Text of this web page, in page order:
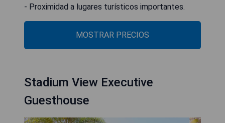
- Proximidad a lugares turísticos importantes.
MOSTRAR PRECIOS
Stadium View Executive
Guesthouse